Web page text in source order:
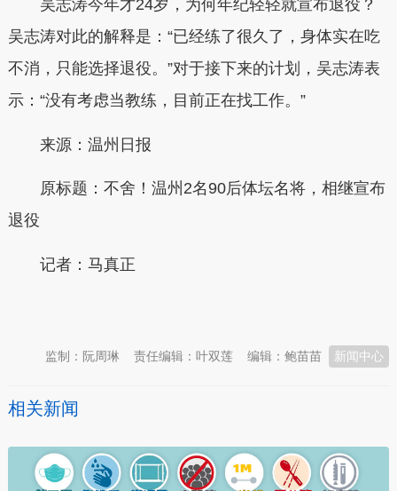
吴志涛今年才24岁，为何年纪轻轻就宣布退役？
吴志涛对此的解释是：“已经练了很久了，身体实在吃
不消，只能选择退役。”对于接下来的计划，吴志涛表
示：“没有考虑当教练，目前正在找工作。”
来源： 温州日报
原标题： 不舍！温州2名90后体坛名将，相继宣布
退役
记者：马真正
新闻中心
编辑：鲍苗苗
责任编辑：叶双莲
监制：阮周琳
相关新闻